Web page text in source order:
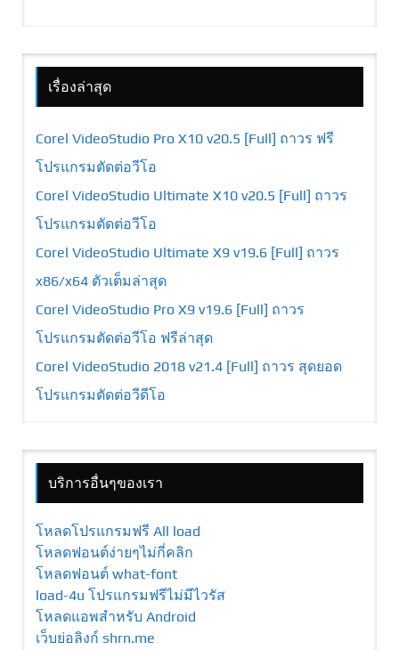
เรื่องล่าสุด
Corel VideoStudio Pro X10 v20.5 [Full] ถาวร ฟรี
โปรแกรมตัดต่อวีโอ
Corel VideoStudio Ultimate X10 v20.5 [Full] ถาวร
โปรแกรมตัดต่อวีโอ
Corel VideoStudio Ultimate X9 v19.6 [Full] ถาวร
x86/x64 ตัวเต็มล่าสุด
Corel VideoStudio Pro X9 v19.6 [Full] ถาวร
โปรแกรมตัดต่อวีโอ ฟรีล่าสุด
Corel VideoStudio 2018 v21.4 [Full] ถาวร สุดยอด
โปรแกรมตัดต่อวีดีโอ
บริการอื่นๆของเรา
โหลดโปรแกรมฟรี All load
โหลดฟอนต์ง่ายๆไม่กี่คลิก
โหลดฟอนต์ what-font
load-4u โปรแกรมฟรีไม่มีไวรัส
โหลดแอพสำหรับ Android
เว็บย่อลิงก์ shrn.me